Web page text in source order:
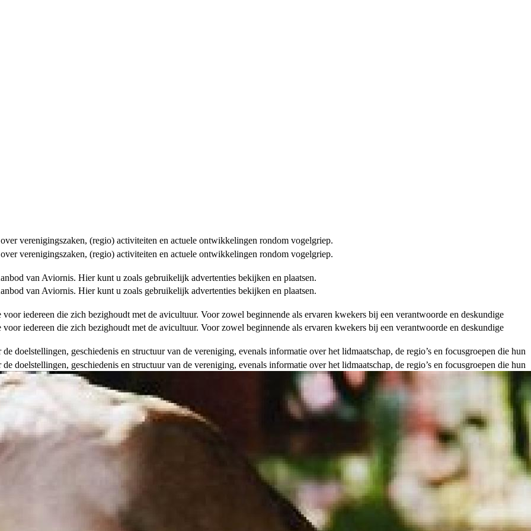
verenigingszaken, (regio) activiteiten en actuele ontwikkelingen rondom vogelgriep.
verenigingszaken, (regio) activiteiten en actuele ontwikkelingen rondom vogelgriep.
van Aviornis. Hier kunt u zoals gebruikelijk advertenties bekijken en plaatsen.
van Aviornis. Hier kunt u zoals gebruikelijk advertenties bekijken en plaatsen.
iedereen die zich bezighoudt met de avicultuur. Voor zowel beginnende als ervaren kwekers bij een verantwoorde en deskundige
iedereen die zich bezighoudt met de avicultuur. Voor zowel beginnende als ervaren kwekers bij een verantwoorde en deskundige
doelstellingen, geschiedenis en structuur van de vereniging, evenals informatie over het lidmaatschap, de regio’s en focusgroepen die hun
doelstellingen, geschiedenis en structuur van de vereniging, evenals informatie over het lidmaatschap, de regio’s en focusgroepen die hun